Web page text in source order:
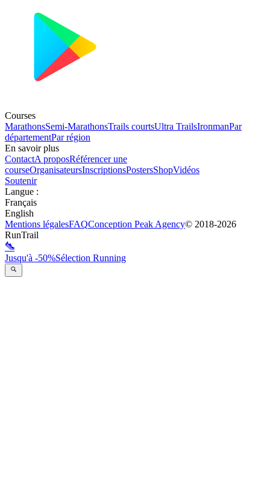
Courses
MarathonsSemi-MarathonsTrails courtsUltra TrailsIronmanPar
départementPar région
En savoir plus
ContactA proposRéférencer une
courseOrganisateursInscriptionsPostersShopVidéos
Soutenir
Langue :
Français
English
Mentions légalesFAQConception Peak Agency© 2018-2026
RunTrail
Jusqu'à -50%Sélection Running